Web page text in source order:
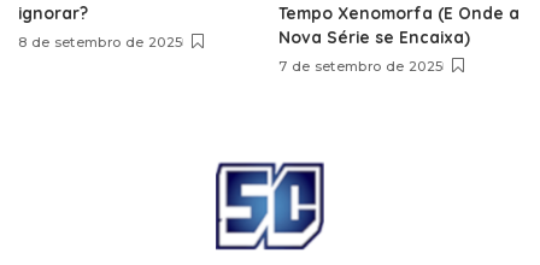
ignorar?
8 de setembro de 2025
Tempo Xenomorfa (E Onde a
Nova Série se Encaixa)
7 de setembro de 2025